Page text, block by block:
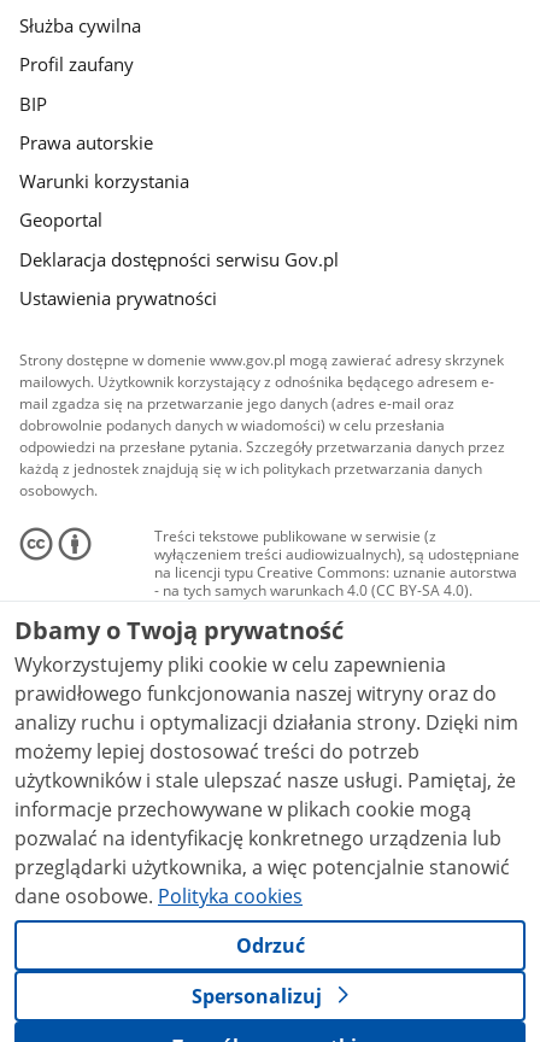
Służba cywilna
Profil zaufany
BIP
Prawa autorskie
Warunki korzystania
Geoportal
Deklaracja dostępności serwisu Gov.pl
Ustawienia prywatności
Strony dostępne w domenie www.gov.pl mogą zawierać adresy skrzynek
mailowych. Użytkownik korzystający z odnośnika będącego adresem e-
mail zgadza się na przetwarzanie jego danych (adres e-mail oraz
dobrowolnie podanych danych w wiadomości) w celu przesłania
odpowiedzi na przesłane pytania. Szczegóły przetwarzania danych przez
każdą z jednostek znajdują się w ich politykach przetwarzania danych
osobowych.
Treści tekstowe publikowane w serwisie (z
wyłączeniem treści audiowizualnych), są udostępniane
na licencji typu Creative Commons: uznanie autorstwa
- na tych samych warunkach 4.0 (CC BY-SA 4.0).
Materiały audiowizualne, w tym zdjęcia, materiały
audio i wideo, są udostępniane na licencji typu
Creative Commons: uznanie autorstwa użycie
niekomercyjne - bez utworów zależnych 4.0 (CC BY-
NC-ND 4.0), o ile nie jest to stwierdzone inaczej.
Dbamy o Twoją prywatność
Wykorzystujemy pliki cookie w celu zapewnienia
prawidłowego funkcjonowania naszej witryny oraz do
analizy ruchu i optymalizacji działania strony. Dzięki nim
możemy lepiej dostosować treści do potrzeb
użytkowników i stale ulepszać nasze usługi. Pamiętaj, że
informacje przechowywane w plikach cookie mogą
pozwalać na identyfikację konkretnego urządzenia lub
przeglądarki użytkownika, a więc potencjalnie stanowić
dane osobowe. Polityka cookies
Odrzuć
Spersonalizuj